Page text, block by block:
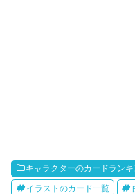
キャラクターのカードラン
イラストのカード一覧